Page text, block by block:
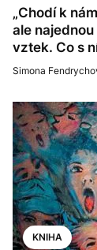
„Chodí k
ale
vztek. Co s
Simona
KNIHA